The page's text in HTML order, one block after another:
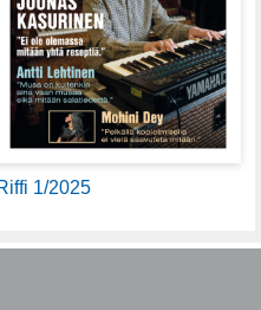
1/2025